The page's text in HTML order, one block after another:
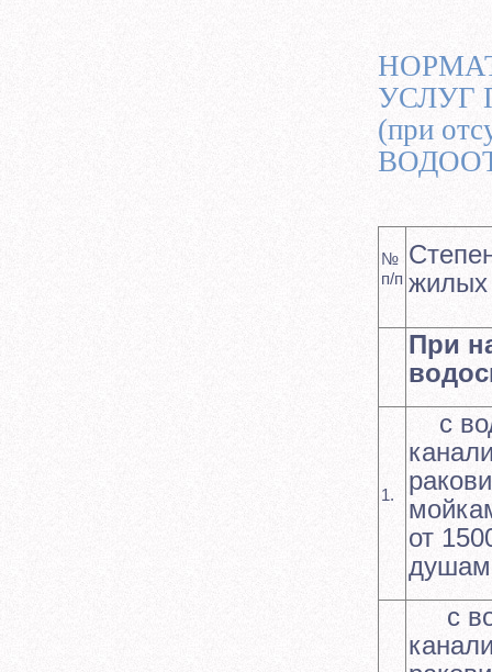
УСЛУГ
(при
№
п/п
При
1.
с
от
с